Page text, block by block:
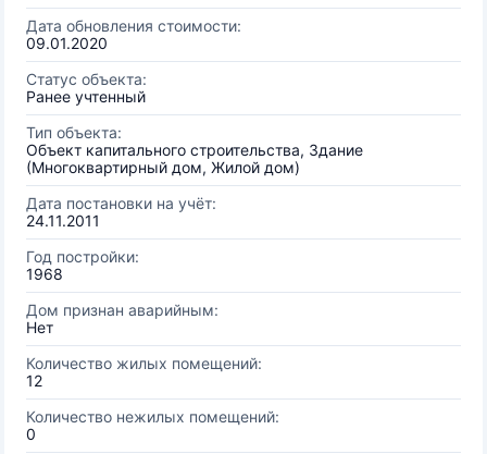
Дата обновления стоимости:
09.01.2020
Статус объекта:
Ранее учтенный
Тип объекта:
Объект капитального строительства, Здание
(Многоквартирный дом, Жилой дом)
Дата постановки на учёт:
24.11.2011
Год постройки:
1968
Дом признан аварийным:
Нет
Количество жилых помещений:
12
Количество нежилых помещений:
0